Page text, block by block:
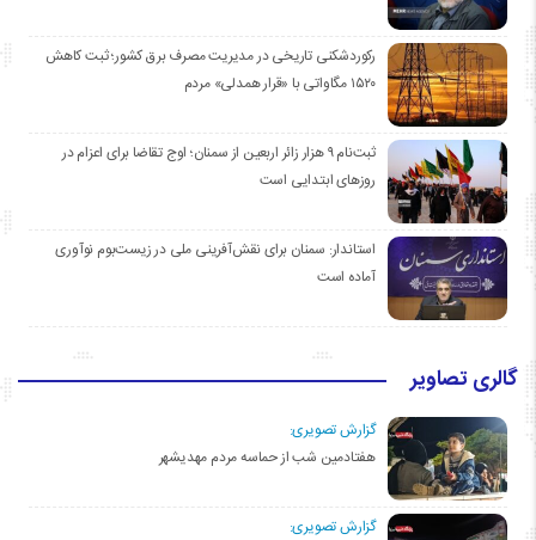
رکوردشکنی تاریخی در مدیریت مصرف برق کشور؛ ثبت کاهش
۱۵۲۰ مگاواتی با «قرار همدلی» مردم
ثبت‌نام ۹ هزار زائر اربعین از سمنان؛ اوج تقاضا برای اعزام در
روزهای ابتدایی است
استاندار: سمنان برای نقش‌آفرینی ملی در زیست‌بوم نوآوری
آماده است
گالری تصاویر
گزارش تصویری:
هفتادمین شب از حماسه مردم مهدیشهر
گزارش تصویری: